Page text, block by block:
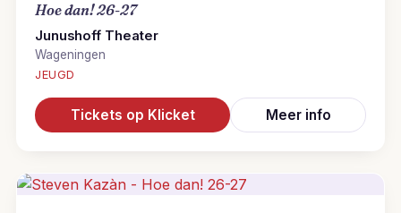
Hoe dan! 26-27
Junushoff Theater
Wageningen
JEUGD
Tickets op Klicket Meer info